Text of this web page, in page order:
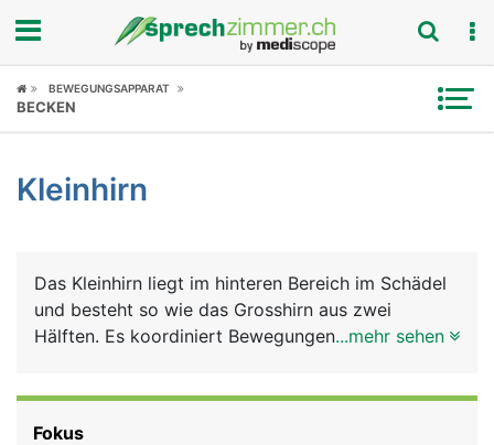
Fokus
Symptome
News
Rubriken
BEWEGUNGSAPPARAT
BECKEN
Kleinhirn
Das Kleinhirn liegt im hinteren Bereich im Schädel
und besteht so wie das Grosshirn aus zwei
Hälften. Es koordiniert Bewegungen und sorgt
...mehr sehen
Fokus